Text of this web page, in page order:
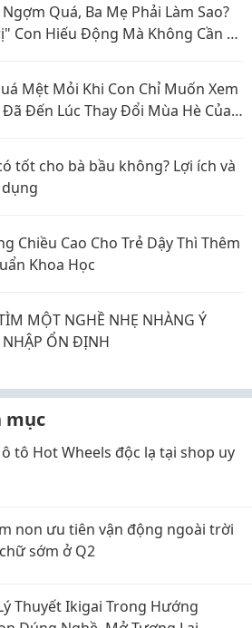
Quá, Ba Mẹ Phải Làm Sao?
Con Hiếu Động Mà Không Cần La
Mệt Mỏi Khi Con Chỉ Muốn Xem
Đến Lúc Thay Đổi Mùa Hè Của
tốt cho bà bầu không? Lợi ích và
Chiều Cao Cho Trẻ Dậy Thì Thêm
Khoa Học
MỘT NGHỀ NHẸ NHÀNG Ý
THU NHẬP ỔN ĐỊNH
mục
ô tô Hot Wheels độc lạ tại shop uy
non ưu tiên vận động ngoài trời
sớm ở Q2
Thuyết Ikigai Trong Hướng